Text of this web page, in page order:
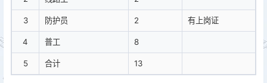
3 防护员 2 有上岗证
4 普工 8
5 合计 13